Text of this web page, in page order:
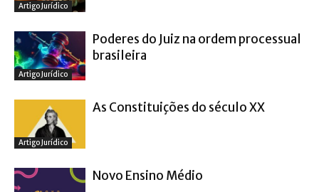
Artigo Jurídico
Artigo Jurídico
Poderes do Juiz na ordem processual
brasileira
Artigo Jurídico
As Constituições do século XX
Novo Ensino Médio